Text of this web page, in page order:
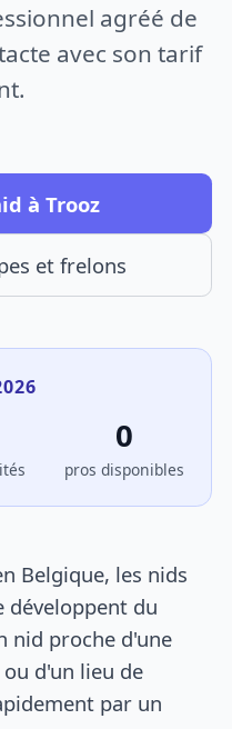
agréé de
avec son tarif
à Trooz
et frelons
0
pros disponibles
Belgique, les nids
développent du
nid proche d'une
d'un lieu de
par un